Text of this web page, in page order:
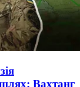
Вахтанг